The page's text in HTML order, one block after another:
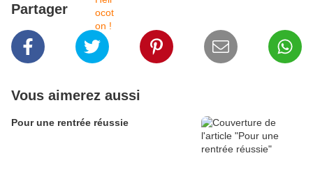
Partager
Vous aimerez aussi
Pour une rentrée réussie